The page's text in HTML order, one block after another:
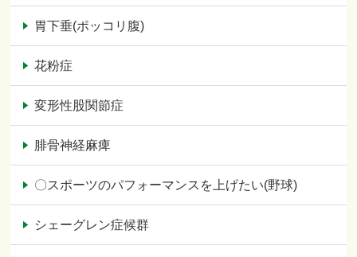
胃下垂(ポッコリ腹)
花粉症
変形性股関節症
腓骨神経麻痺
〇スポーツのパフォーマンスを上げたい(野球)
シェーグレン症候群